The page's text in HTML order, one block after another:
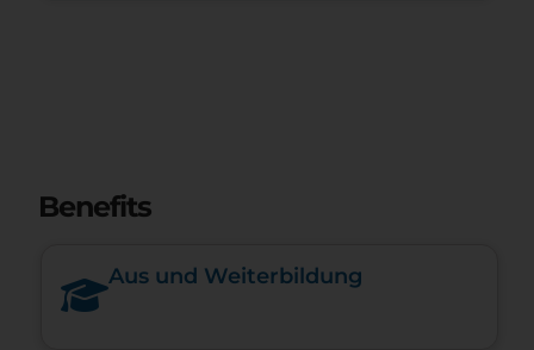
Benefits
Aus und Weiterbildung